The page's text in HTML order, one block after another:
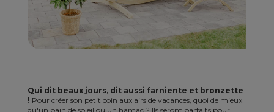
Qui dit beaux jours, dit aussi farniente et bronzette
! Pour créer son petit coin aux airs de vacances, quoi de mieux
qu'un bain de soleil ou un hamac ? Ils seront parfaits pour